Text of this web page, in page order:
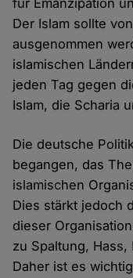
für Emanzipation
Der Islam sollte
ausgenommen
islamischen
jeden Tag gegen
Islam, die Scharia
Die deutsche
begangen, das
islamischen
Dies stärkt jedoch
dieser
zu Spaltung, Hass,
Daher ist es